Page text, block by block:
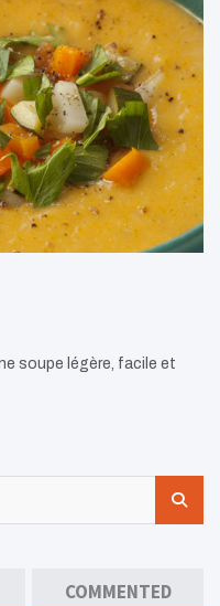
soupe légère, facile et
COMMENTED